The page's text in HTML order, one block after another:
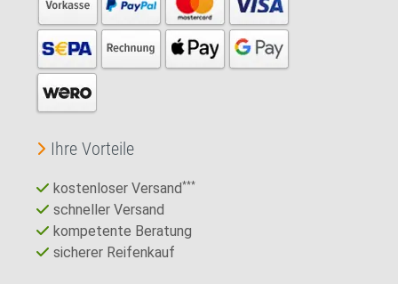
Ihre Vorteile
kostenloser Versand***
schneller Versand
kompetente Beratung
sicherer Reifenkauf